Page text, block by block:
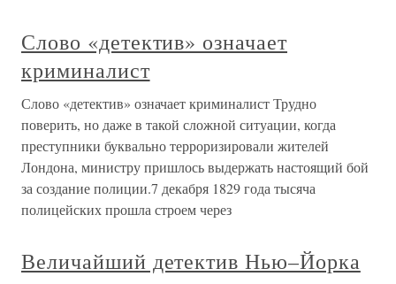
Слово «детектив» означает
криминалист
Слово «детектив» означает криминалист Трудно
поверить, но даже в такой сложной ситуации, когда
преступники буквально терроризировали жителей
Лондона, министру пришлось выдержать настоящий бой
за создание полиции.7 декабря 1829 года тысяча
полицейских прошла строем через
Величайший детектив Нью–Йорка